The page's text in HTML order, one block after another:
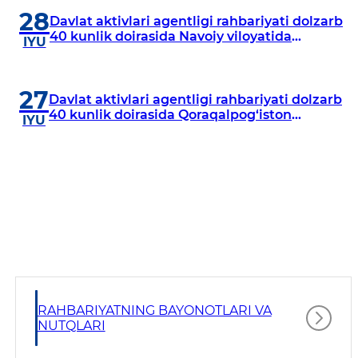
28
IYU
Davlat aktivlari agentligi rahbariyati dolzarb
40 kunlik doirasida Navoiy viloyatida
27
IYU
Davlat aktivlari agentligi rahbariyati dolzarb
40 kunlik doirasida Qoraqalpog‘iston
RAHBARIYATNING BAYONOTLARI VA
NUTQLARI